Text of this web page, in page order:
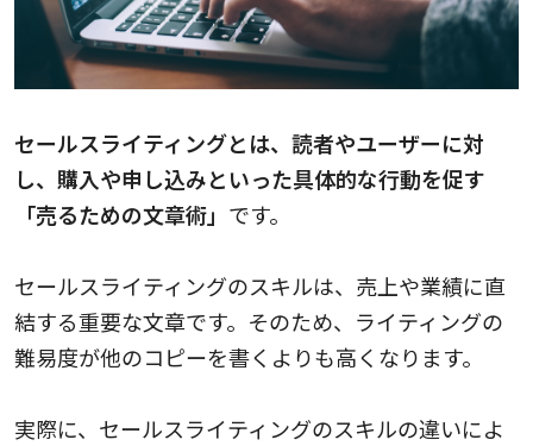
セールスライティングとは、読者やユーザーに対
し、購入や申し込みといった具体的な行動を促す
「売るための文章術」 です。
セールスライティングのスキルは、売上や業績に直
結する重要な文章です。そのため、ライティングの
難易度が他のコピーを書くよりも高くなります。
実際に、セールスライティングのスキルの違いによ